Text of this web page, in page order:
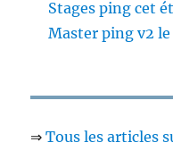
Stages ping cet
Master ping v2 le
⇒Tous les articles